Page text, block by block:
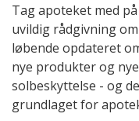
Tag apoteket med
uvildig rådgivning
løbende opdateret
nye produkter og
solbeskyttelse - og
grundlaget for